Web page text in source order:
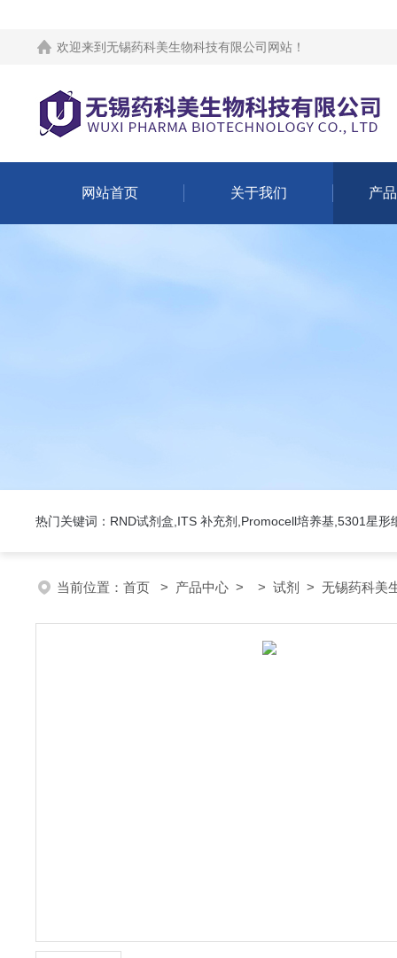
欢迎来到 无锡药科美生物科技有限公司网站 ！
网站首页 关于我们 产
热门关键词：RND试剂盒,ITS 补充剂,Promocell培养基,5301星形
当前位置： 首页 > 产品中心 > > 试剂 > 无锡药科美